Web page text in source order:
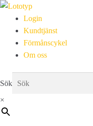
Login
Kundtjänst
Förmånscykel
Om oss
Sök
×